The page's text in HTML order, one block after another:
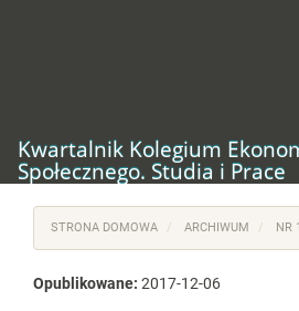
Kwartalnik Kolegium
Społecznego. Studia i Prace
STRONA DOMOWA ARCHIWUM NR
Opublikowane: 2017-12-06